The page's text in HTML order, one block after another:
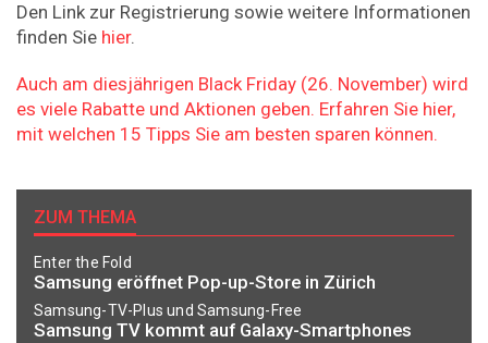
Den Link zur Registrierung sowie weitere Informationen
finden Sie hier.
Auch am diesjährigen Black Friday (26. November) wird
es viele Rabatte und Aktionen geben. Erfahren Sie hier,
mit welchen 15 Tipps Sie am besten sparen können.
ZUM THEMA
Enter the Fold
Samsung eröffnet Pop-up-Store in Zürich
Samsung-TV-Plus und Samsung-Free
Samsung TV kommt auf Galaxy-Smartphones